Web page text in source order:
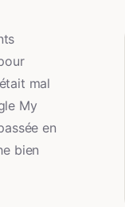
mal
My
en
bien